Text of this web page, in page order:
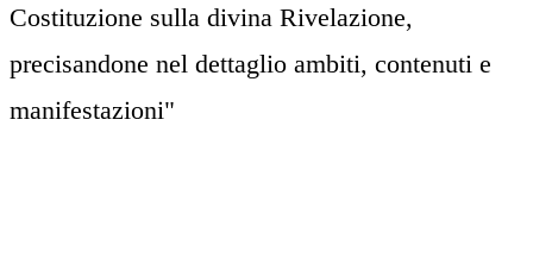
Costituzione sulla divina Rivelazione,
precisandone nel dettaglio ambiti, contenuti e
manifestazioni"